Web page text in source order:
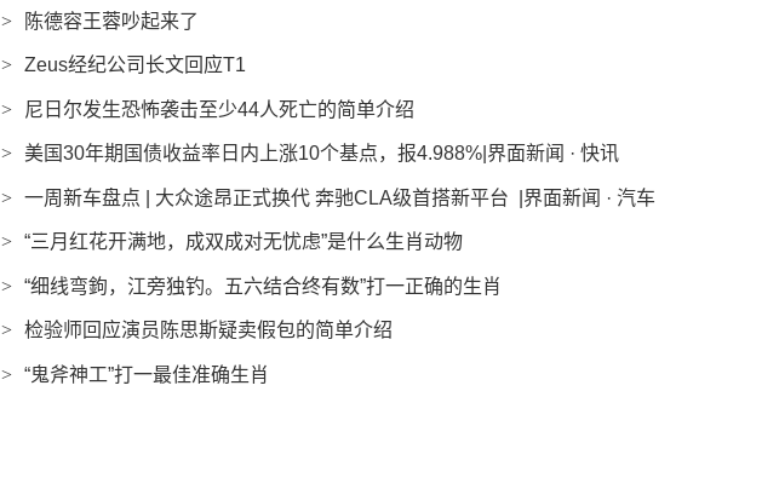
> 陈德容王蓉吵起来了
> Zeus经纪公司长文回应T1
> 尼日尔发生恐怖袭击至少44人死亡的简单介绍
> 美国30年期国债收益率日内上涨10个基点，报4.988%|界面新闻 · 快讯
> 一周新车盘点 | 大众途昂正式换代 奔驰CLA级首搭新平台 |界面新闻 · 汽车
> “三月红花开满地，成双成对无忧虑”是什么生肖动物
> “细线弯鉤，江旁独钓。五六结合终有数”打一正确的生肖
> 检验师回应演员陈思斯疑卖假包的简单介绍
> “鬼斧神工”打一最佳准确生肖